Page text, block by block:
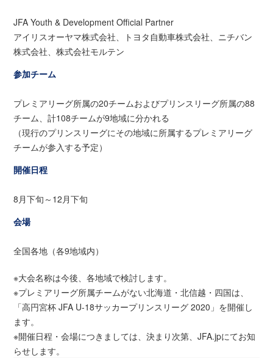
JFA Youth & Development Official Partner
アイリスオーヤマ株式会社、トヨタ自動車株式会社、ニチバン
株式会社、株式会社モルテン
参加チーム
プレミアリーグ所属の20チームおよびプリンスリーグ所属の88
チーム、計108チームが9地域に分かれる
（現行のプリンスリーグにその地域に所属するプレミアリーグ
チームが参入する予定）
開催日程
8月下旬～12月下旬
会場
全国各地（各9地域内）
※大会名称は今後、各地域で検討します。
※プレミアリーグ所属チームがない北海道・北信越・四国は、
「高円宮杯 JFA U-18サッカープリンスリーグ 2020」を開催し
ます。
※開催日程・会場につきましては、決まり次第、JFA.jpにてお知
らせします。